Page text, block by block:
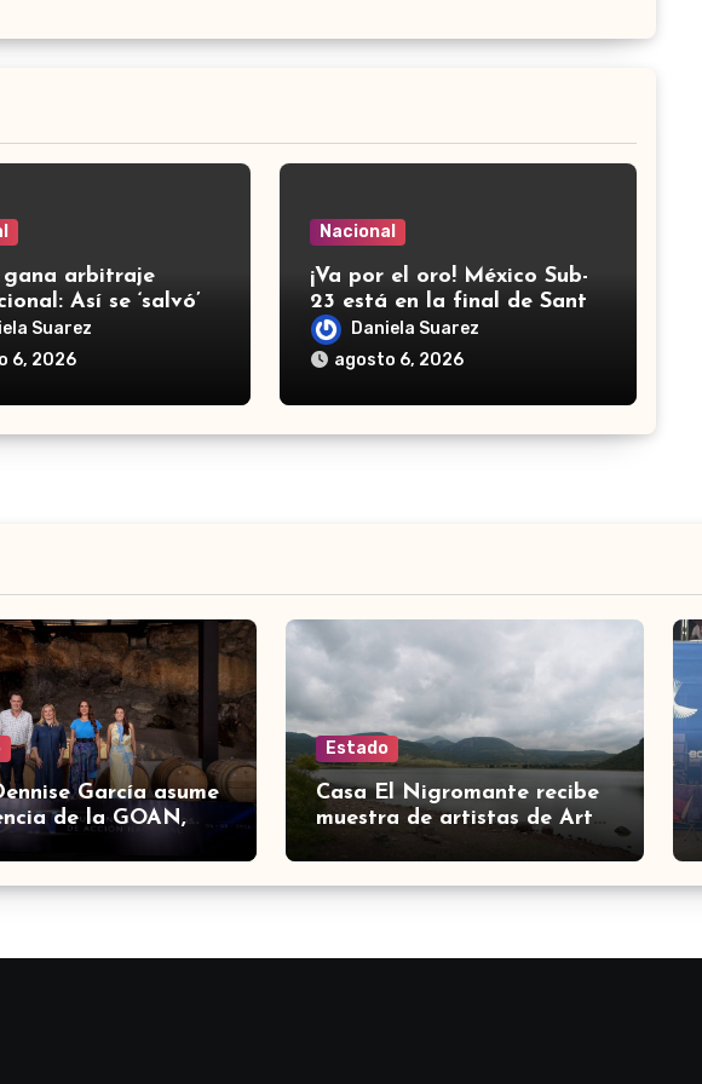
gana arbitraje
Así se ‘salvó’
219 millones de
fondos de EU
Suarez
6, 2026
Nacional
¡Va por el oro! México Sub-
23 está en la final de Santo
Domingo 2026 tras golear
a Panamá
Daniela Suarez
agosto 6, 2026
García asume
de la GOAN,
de gobernadores
Nacional
Estado
Casa El Nigromante recibe
muestra de artistas de Arte
Ranchero Pandillero